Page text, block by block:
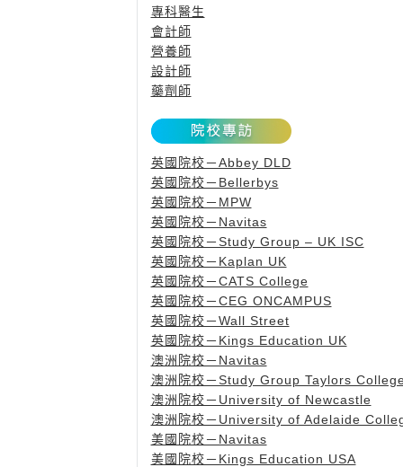
專科醫生
會計師
營養師
設計師
藥劑師
英國院校－Abbey DLD
英國院校－Bellerbys
英國院校－MPW
英國院校－Navitas
英國院校－Study Group – UK ISC
英國院校－Kaplan UK
英國院校－CATS College
英國院校－CEG ONCAMPUS
英國院校－Wall Street
英國院校－Kings Education UK
澳洲院校－Navitas
澳洲院校－Study Group Taylors
澳洲院校－University of Newcastle
澳洲院校－University of Adelaide
美國院校－Navitas
美國院校－Kings Education USA